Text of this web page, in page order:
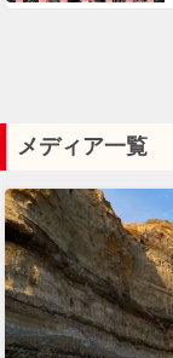
メディア一覧